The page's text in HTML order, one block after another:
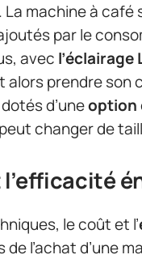
La machine à
par le
avec l’éclairage
alors prendre son
d’uneoption
peut changer de
le coût et l’
de l’achat d’une